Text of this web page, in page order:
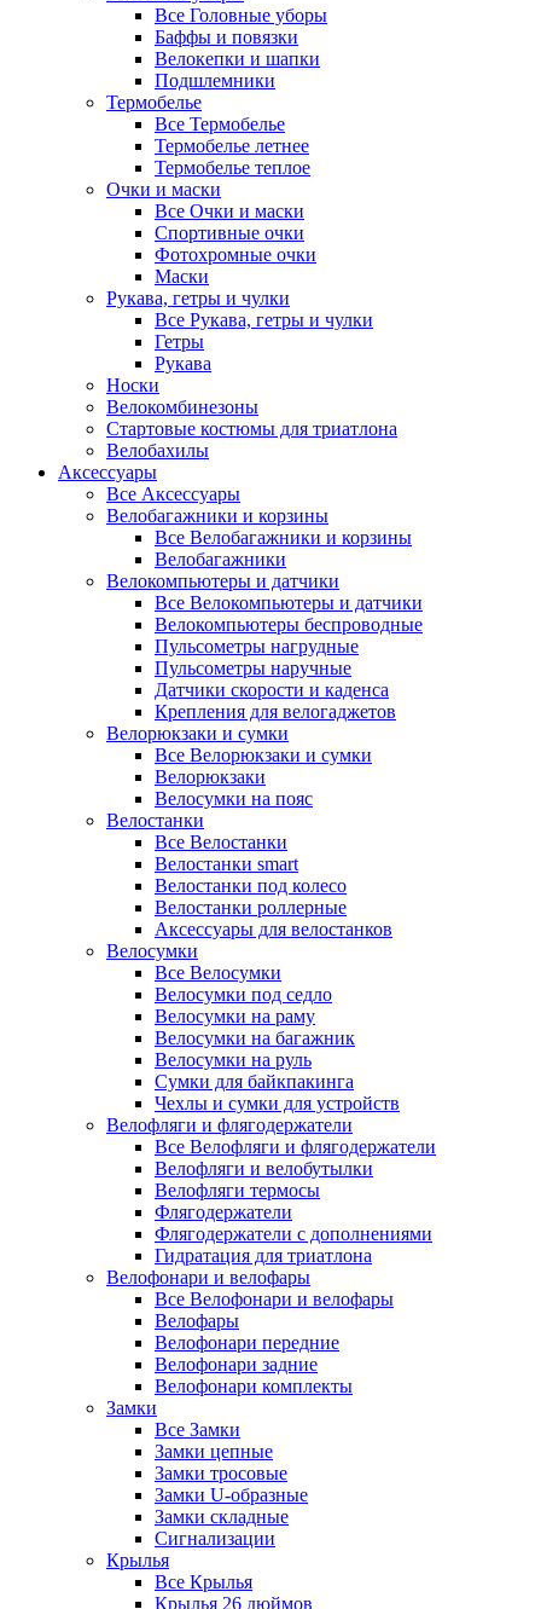
Все Головные уборы
Баффы и повязки
Велокепки и шапки
Подшлемники
Термобелье
Все Термобелье
Термобелье летнее
Термобелье теплое
Очки и маски
Все Очки и маски
Спортивные очки
Фотохромные очки
Маски
Рукава, гетры и чулки
Все Рукава, гетры и чулки
Гетры
Рукава
Носки
Велокомбинезоны
Стартовые костюмы для триатлона
Велобахилы
Аксессуары
Все Аксессуары
Велобагажники и корзины
Все Велобагажники и корзины
Велобагажники
Велокомпьютеры и датчики
Все Велокомпьютеры и датчики
Велокомпьютеры беспроводные
Пульсометры нагрудные
Пульсометры наручные
Датчики скорости и каденса
Крепления для велогаджетов
Велорюкзаки и сумки
Все Велорюкзаки и сумки
Велорюкзаки
Велосумки на пояс
Велостанки
Все Велостанки
Велостанки smart
Велостанки под колесо
Велостанки роллерные
Аксессуары для велостанков
Велосумки
Все Велосумки
Велосумки под седло
Велосумки на раму
Велосумки на багажник
Велосумки на руль
Сумки для байкпакинга
Чехлы и сумки для устройств
Велофляги и флягодержатели
Все Велофляги и флягодержатели
Велофляги и велобутылки
Велофляги термосы
Флягодержатели
Флягодержатели с дополнениями
Гидратация для триатлона
Велофонари и велофары
Все Велофонари и велофары
Велофары
Велофонари передние
Велофонари задние
Велофонари комплекты
Замки
Все Замки
Замки цепные
Замки тросовые
Замки U-образные
Замки складные
Сигнализации
Крылья
Все Крылья
Крылья 26 дюймов